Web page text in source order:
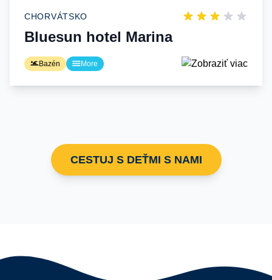
CHORVÁTSKO
Bluesun hotel Marina
Bazén More
CESTUJ S DEŤMI S NAMI